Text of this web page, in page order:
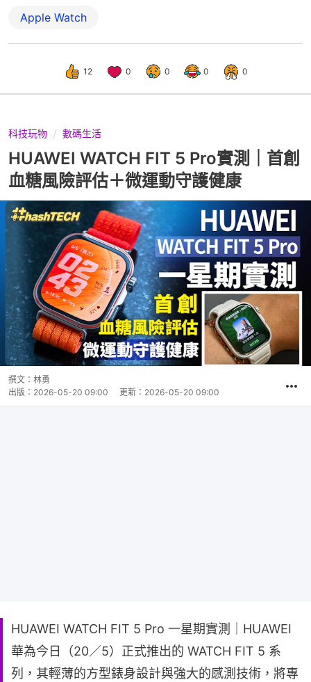
Apple Watch
12 0 0 0 0
科技玩物 數碼生活
HUAWEI WATCH FIT 5 Pro實測｜首創
血糖風險評估＋微運動守護健康
撰文： 林勇
出版： 2026-05-20 09:00 更新： 2026-05-20 09:00
HUAWEI WATCH FIT 5 Pro 一星期實測｜HUAWEI
華為今日（20／5）正式推出的 WATCH FIT 5 系
列，其輕薄的方型錶身設計與強大的感測技術，將專